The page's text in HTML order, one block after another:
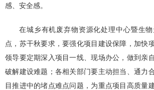
感、安全感。
在城乡有机废弃物资源化处理中心暨生
点，苏干秋要求，要强化项目建设保障，加快
领导要定期深入项目一线、现场办公，做到亲
破解建设难题；各相关部门要主动担当、通力
目推进中的堵点难点问题，为重点项目高质量